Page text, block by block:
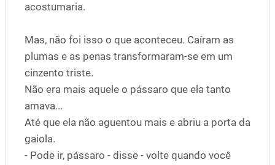
acostumaria.
Mas, não foi isso o que aconteceu. Caíram as
plumas e as penas transformaram-se em um
cinzento triste.
Não era mais aquele o pássaro que ela tanto
amava...
Até que ela não aguentou mais e abriu a porta da
gaiola.
- Pode ir, pássaro - disse - volte quando você